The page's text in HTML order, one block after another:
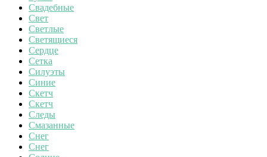
Свадебные
Свет
Светлые
Светящиеся
Сердце
Сетка
Силуэты
Синие
Скетч
Скетч
Следы
Смазанные
Снег
Снег